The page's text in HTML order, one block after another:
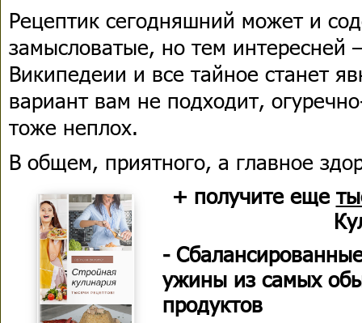
Рецептик сегодняшний может и
замысловатые, но тем интересней
Википедеии и все тайное станет
вариант вам не подходит,
тоже неплох.
В общем, приятного, а главное
+ получите еще
-
ужины из самых
продуктов